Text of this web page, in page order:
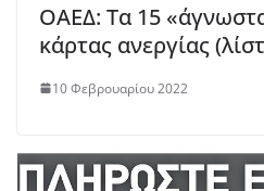
ΟΑΕΔ: Τα 15
κάρτας ανεργίας
10 Φεβρουαρίου 2022